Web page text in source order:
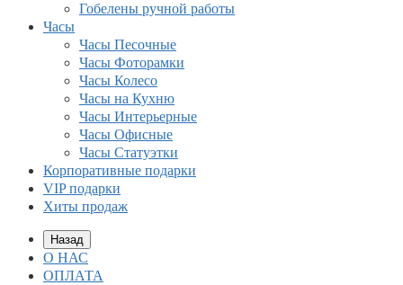
Гобелены ручной работы
Часы
Часы Песочные
Часы Фоторамки
Часы Колесо
Часы на Кухню
Часы Интерьерные
Часы Офисные
Часы Статуэтки
Корпоративные подарки
VIP подарки
Хиты продаж
Назад
О НАС
ОПЛАТА